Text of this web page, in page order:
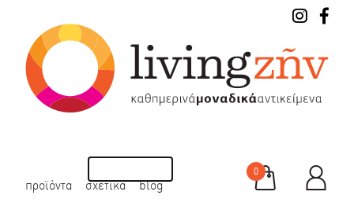
προϊόντα σχετικά blog
0